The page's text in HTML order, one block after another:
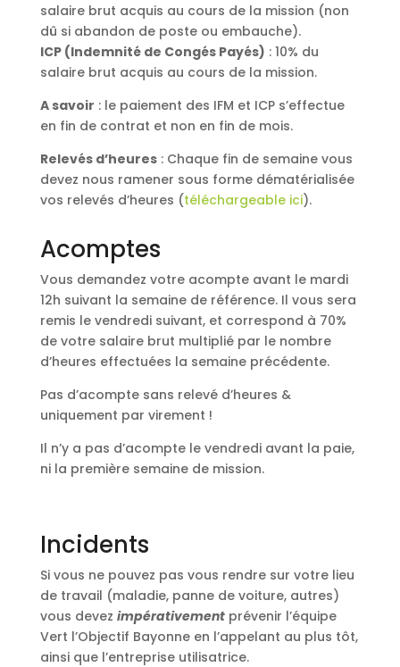
salaire brut acquis au cours de la mission (non
dû si abandon de poste ou embauche).
ICP (Indemnité de Congés Payés) : 10% du
salaire brut acquis au cours de la mission.
A savoir : le paiement des IFM et ICP s’effectue
en fin de contrat et non en fin de mois.
Relevés d’heures: Chaque fin de semaine vous
devez nous ramener sous forme dématérialisée
vos relevés d’heures (téléchargeable ici).
Acomptes
Vous demandez votre acompte avant le mardi
12h suivant la semaine de référence. Il vous sera
remis le vendredi suivant, et correspond à 70%
de votre salaire brut multiplié par le nombre
d’heures effectuées la semaine précédente.
Pas d’acompte sans relevé d’heures &
uniquement par virement !
Il n’y a pas d’acompte le vendredi avant la paie,
ni la première semaine de mission.
Incidents
Si vous ne pouvez pas vous rendre sur votre lieu
de travail (maladie, panne de voiture, autres)
vous devez impérativementprévenir l’équipe
Vert l’Objectif Bayonne en l’appelant au plus tôt,
ainsi que l’entreprise utilisatrice.